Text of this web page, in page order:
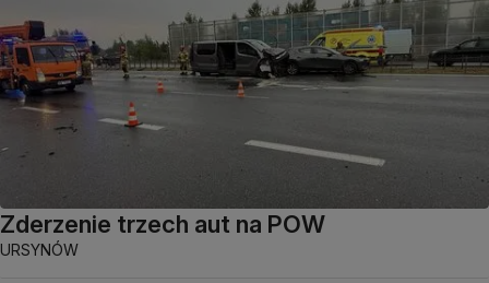
Zderzenie trzech aut na POW
URSYNÓW